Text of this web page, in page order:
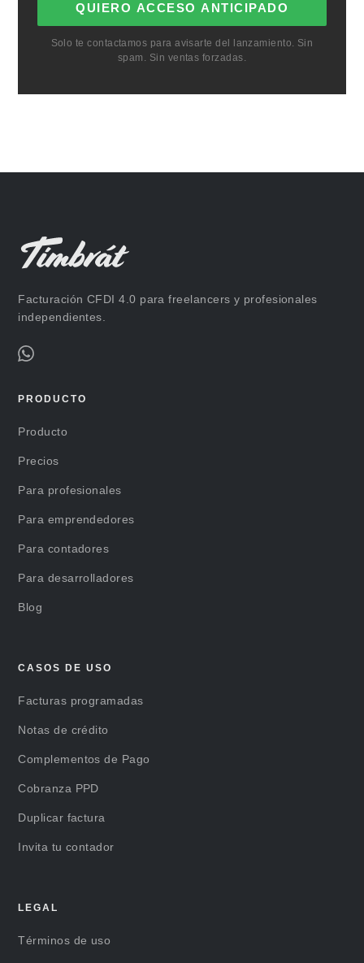
QUIERO ACCESO ANTICIPADO
Solo te contactamos para avisarte del lanzamiento. Sin
spam. Sin ventas forzadas.
Facturación CFDI 4.0 para freelancers y profesionales
independientes.
PRODUCTO
Producto
Precios
Para profesionales
Para emprendedores
Para contadores
Para desarrolladores
Blog
CASOS DE USO
Facturas programadas
Notas de crédito
Complementos de Pago
Cobranza PPD
Duplicar factura
Invita tu contador
LEGAL
Términos de uso